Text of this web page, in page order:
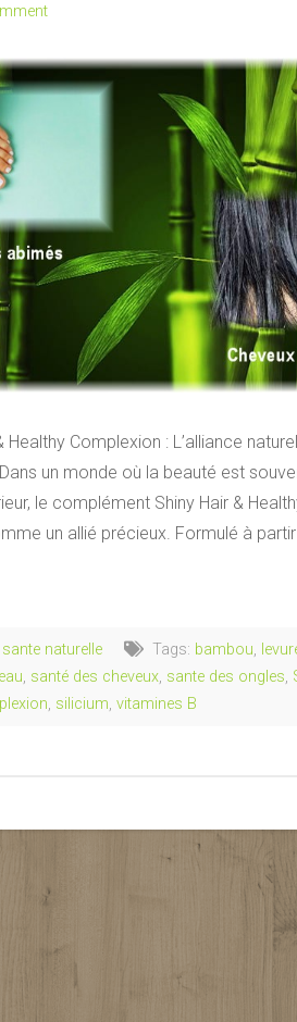
Healthy Complexion : L’alliance
un monde où la beauté est
le complément Shiny Hair &
un allié précieux. Formulé à partir
sante naturelle Tags: bambou,
, santé des cheveux, sante des ongles,
, silicium, vitamines B